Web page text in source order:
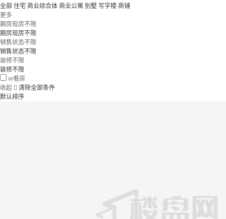
全部 住宅 商业综合体 商业公寓 别墅 写字楼 商铺
更多
期房现房不限
期房现房不限
销售状态不限
销售状态不限
装修不限
装修不限
vr看房
收起  清除全部条件
默认排序